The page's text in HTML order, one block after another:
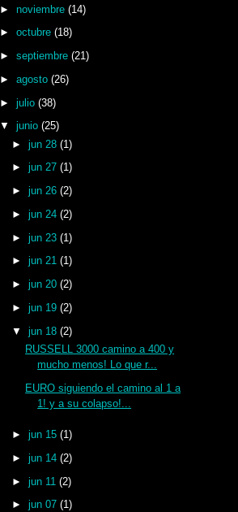
► noviembre (14)
► octubre (18)
► septiembre (21)
► agosto (26)
► julio (38)
▼ junio (25)
►jun 28(1)
►jun 27(1)
►jun 26(2)
►jun 24(2)
►jun 23(1)
►jun 21(1)
►jun 20(2)
►jun 19(2)
▼jun 18(2)
RUSSELL 3000 camino a 400 y
mucho menos! Lo que r...
EURO siguiendo el camino al 1 a
1! y a su colapso!...
►jun 15(1)
►jun 14(2)
►jun 11(2)
►jun 07(1)